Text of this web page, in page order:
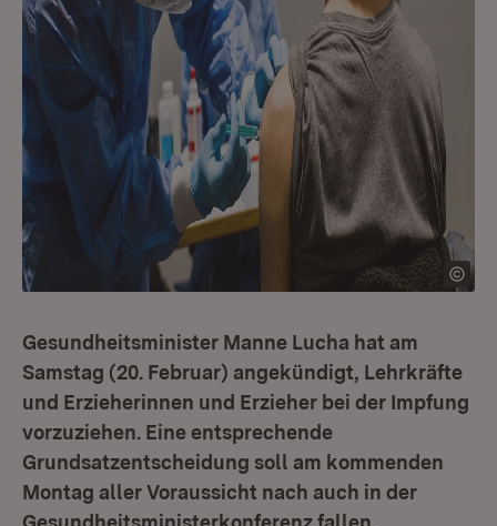
Gesundheitsminister Manne Lucha hat am
Samstag (20. Februar) angekündigt, Lehrkräfte
und Erzieherinnen und Erzieher bei der Impfung
vorzuziehen. Eine entsprechende
Grundsatzentscheidung soll am kommenden
Montag aller Voraussicht nach auch in der